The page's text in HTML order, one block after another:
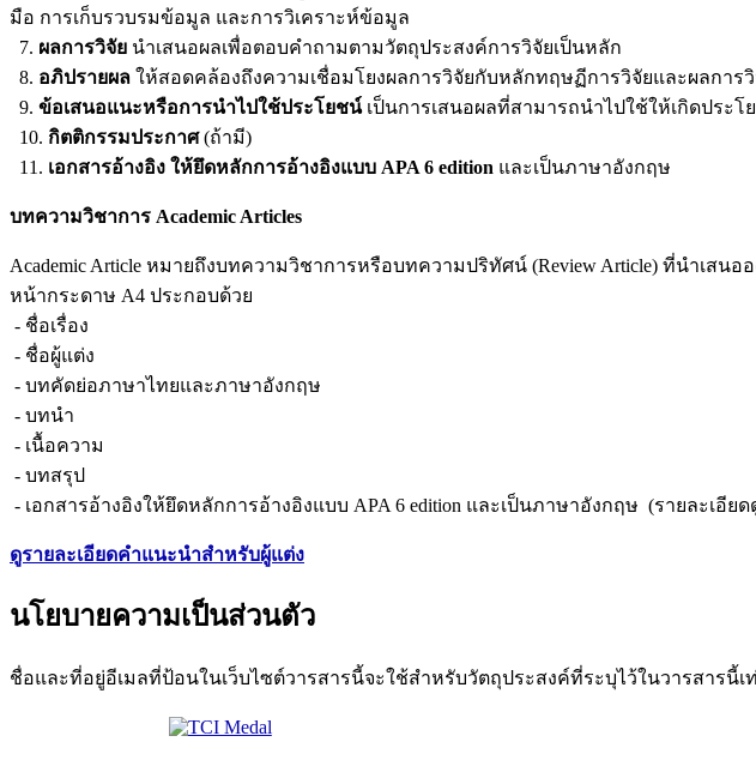
มือ การเก็บรวบรมข้อมูล และการวิเคราะห์ข้อมูล
7. ผลการวิจัย นำเสนอผลเพื่อตอบคำถามตามวัตถุประสงค์การวิจัยเป็นหลัก
8. อภิปรายผล ให้สอดคล้องถึงความเชื่อมโยงผลการวิจัยกับหลักทฤษฏีการวิจัยและผลกา
9. ข้อเสนอแนะหรือการนำไปใช้ประโยชน์เป็นการเสนอผลที่สามารถนำไปใช้ให้เกิดประ
10. กิตติกรรมประกาศ(ถ้ามี)
11. เอกสารอ้างอิง ให้ยึดหลักการอ้างอิงแบบ APA 6 edition และเป็นภาษาอังกฤษ
บทความวิชาการ Academic Articles
Academic Article หมายถึงบทความวิชาการหรือบทความปริทัศน์ (Review Article) ที่นำเส
หน้ากระดาษ A4 ประกอบด้วย
- ชื่อเรื่อง
- ชื่อผู้แต่ง
- บทคัดย่อภาษาไทยและภาษาอังกฤษ
- บทนำ
- เนื้อความ
- บทสรุป
- เอกสารอ้างอิงให้ยึดหลักการอ้างอิงแบบ APA 6 edition และเป็นภาษาอังกฤษ (รายละเอี
ดูรายละเอียดคำแนะนำสำหรับผู้แต่ง
นโยบายความเป็นส่วนตัว
ชื่อและที่อยู่อีเมลที่ป้อนในเว็บไซต์วารสารนี้จะใช้สำหรับวัตถุประสงค์ที่ระบุไว้ในวารสารนี้